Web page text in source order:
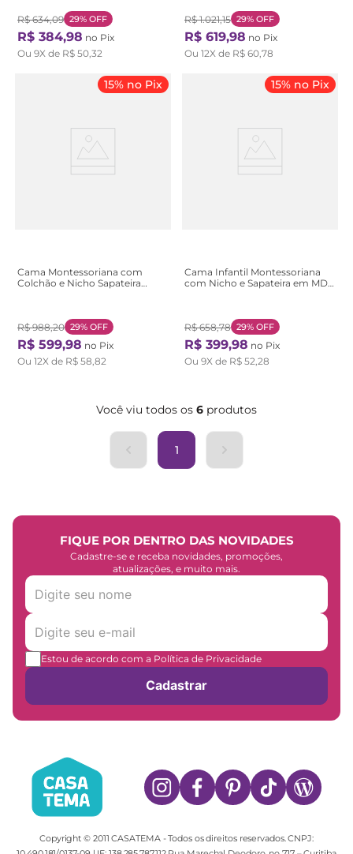
R$ 634,09 29% OFF
R$ 384,98 no Pix
Ou 9X de R$ 50,32
R$ 1.021,15 29% OFF
R$ 619,98 no Pix
Ou 12X de R$ 60,78
15% no Pix
Cama Montessoriana com
Colchão e Nicho Sapateira
R$ 988,20 29% OFF
R$ 599,98 no Pix
Ou 12X de R$ 58,82
15% no Pix
Cama Infantil Montessoriana
com Nicho e Sapateira em MDF
R$ 658,78 29% OFF
R$ 399,98 no Pix
Ou 9X de R$ 52,28
Você viu todos os 6 produtos
1
FIQUE POR DENTRO DAS NOVIDADES
Cadastre-se e receba novidades, promoções,
atualizações, e muito mais.
Estou de acordo com a Política de Privacidade
Cadastrar
Copyright © 2011 CASATEMA - Todos os direitos reservados. CNPJ: